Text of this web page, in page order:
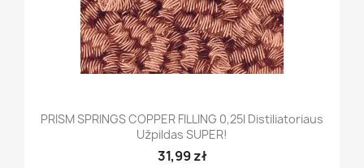
PRISM SPRINGS COPPER FILLING 0,25l Distiliatoriaus
Užpildas SUPER!
31,99 zł